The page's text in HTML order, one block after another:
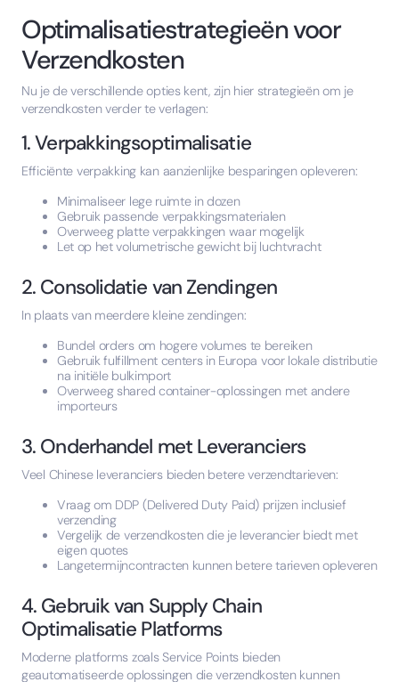
Optimalisatiestrategieën voor
Verzendkosten
Nu je de verschillende opties kent, zijn hier strategieën om je
verzendkosten verder te verlagen:
1. Verpakkingsoptimalisatie
Efficiënte verpakking kan aanzienlijke besparingen opleveren:
Minimaliseer lege ruimte in dozen
Gebruik passende verpakkingsmaterialen
Overweeg platte verpakkingen waar mogelijk
Let op het volumetrische gewicht bij luchtvracht
2. Consolidatie van Zendingen
In plaats van meerdere kleine zendingen:
Bundel orders om hogere volumes te bereiken
Gebruik fulfillment centers in Europa voor lokale distributie
na initiële bulkimport
Overweeg shared container-oplossingen met andere
importeurs
3. Onderhandel met Leveranciers
Veel Chinese leveranciers bieden betere verzendtarieven:
Vraag om DDP (Delivered Duty Paid) prijzen inclusief
verzending
Vergelijk de verzendkosten die je leverancier biedt met
eigen quotes
Langetermijncontracten kunnen betere tarieven opleveren
4. Gebruik van Supply Chain
Optimalisatie Platforms
Moderne platforms zoals Service Points bieden
geautomatiseerde oplossingen die verzendkosten kunnen